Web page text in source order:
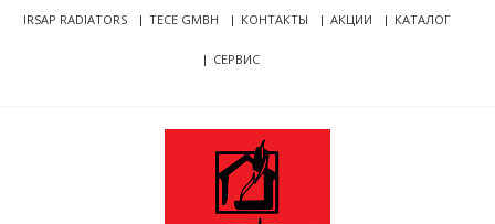
Skip
SkipIRSAP RADIATORS TECE GMBH КОНТАКТЫ АКЦИИ КАТАЛОГ
СЕРВИС